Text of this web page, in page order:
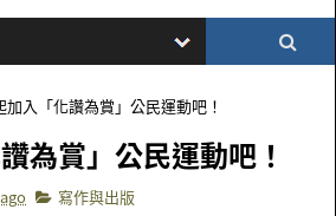
加入「化讚為賞」公民運動吧！
為賞」公民運動吧！
寫作與出版